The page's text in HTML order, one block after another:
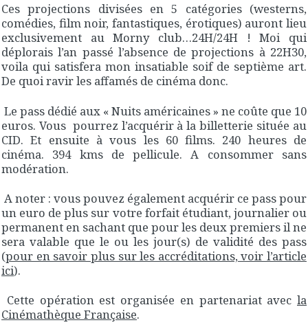
Ces projections divisées en 5 catégories (westerns,
comédies, film noir, fantastiques, érotiques) auront lieu
exclusivement au Morny club…24H/24H ! Moi qui
déplorais l’an passé l’absence de projections à 22H30,
voila qui satisfera mon insatiable soif de septième art.
De quoi ravir les affamés de cinéma donc.
Le pass dédié aux « Nuits américaines » ne coûte que 10
euros. Vous pourrez l’acquérir à la billetterie située au
CID. Et ensuite à vous les 60 films. 240 heures de
cinéma. 394 kms de pellicule. A consommer sans
modération.
A noter : vous pouvez également acquérir ce pass pour
un euro de plus sur votre forfait étudiant, journalier ou
permanent en sachant que pour les deux premiers il ne
sera valable que le ou les jour(s) de validité des pass
(pour en savoir plus sur les accréditations, voir l’article
ici).
Cette opération est organisée en partenariat avec la
Cinémathèque Française.